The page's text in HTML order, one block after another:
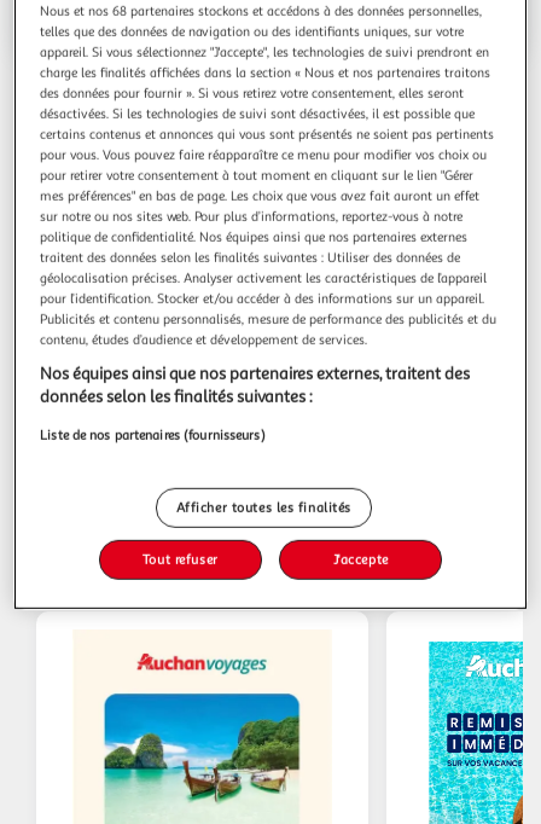
Voir l'itinéraire
Quels services trouver dans mon Auchan
Supermarché Bures-Sur-Yvette ?
Retrait Marchandises
Billetterie
Tirage Photo
Les catalogues du moment
Nous et nos 68 partenaires stockons et accédons à des données personnelles,
telles que des données de navigation ou des identifiants uniques, sur votre
appareil. Si vous sélectionnez "J'accepte", les technologies de suivi prendront en
charge les finalités affichées dans la section « Nous et nos partenaires traitons
des données pour fournir ». Si vous retirez votre consentement, elles seront
désactivées. Si les technologies de suivi sont désactivées, il est possible que
certains contenus et annonces qui vous sont présentés ne soient pas pertinents
pour vous. Vous pouvez faire réapparaître ce menu pour modifier vos choix ou
pour retirer votre consentement à tout moment en cliquant sur le lien "Gérer
mes préférences" en bas de page. Les choix que vous avez fait auront un effet
sur notre ou nos sites web. Pour plus d’informations, reportez-vous à notre
politique de confidentialité. Nos équipes ainsi que nos partenaires externes
traitent des données selon les finalités suivantes : Utiliser des données de
géolocalisation précises. Analyser activement les caractéristiques de l’appareil
pour l’identification. Stocker et/ou accéder à des informations sur un appareil.
Publicités et contenu personnalisés, mesure de performance des publicités et du
contenu, études d’audience et développement de services.
Nos équipes ainsi que nos partenaires externes, traitent des
données selon les finalités suivantes :
Liste de nos partenaires (fournisseurs)
Afficher toutes les finalités
Tout refuser J'accepte